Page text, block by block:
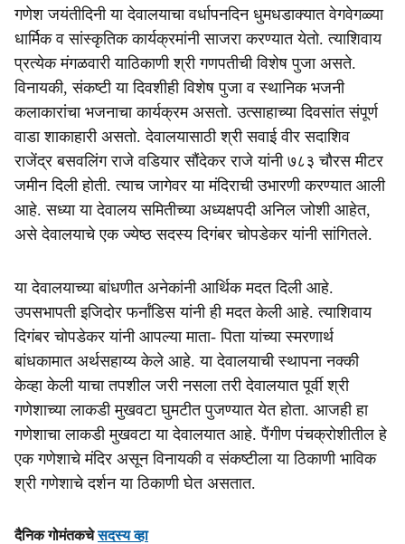
गणेश जयंतीदिनी या देवालयाचा वर्धापनदिन धुमधडाक्यात वेगवेगळ्या
धार्मिक व सांस्कृतिक कार्यक्रमांनी साजरा करण्यात येतो. त्याशिवाय
प्रत्येक मंगळवारी याठिकाणी श्री गणपतीची विशेष पुजा असते.
विनायकी, संकष्टी या दिवशीही विशेष पुजा व स्थानिक भजनी
कलाकारांचा भजनाचा कार्यक्रम असतो. उत्साहाच्या दिवसांत संपूर्ण
वाडा शाकाहारी असतो. देवालयासाठी श्री सवाई वीर सदाशिव
राजेंद्र बसवलिंग राजे वडियार सौंदेकर राजे यांनी ७८३ चौरस मीटर
जमीन दिली होती. त्याच जागेवर या मंदिराची उभारणी करण्यात आली
आहे. सध्या या देवालय समितीच्या अध्यक्षपदी अनिल जोशी आहेत,
असे देवालयाचे एक ज्येष्ठ सदस्य दिगंबर चोपडेकर यांनी सांगितले.
या देवालयाच्या बांधणीत अनेकांनी आर्थिक मदत दिली आहे.
उपसभापती इजिदोर फर्नांडिस यांनी ही मदत केली आहे. त्याशिवाय
दिगंबर चोपडेकर यांनी आपल्या माता- पिता यांच्या स्मरणार्थ
बांधकामात अर्थसहाय्य केले आहे. या देवालयाची स्थापना नक्की
केव्हा केली याचा तपशील जरी नसला तरी देवालयात पूर्वी श्री
गणेशाच्या लाकडी मुखवटा घुमटीत पुजण्यात येत होता. आजही हा
गणेशाचा लाकडी मुखवटा या देवालयात आहे. पैंगीण पंचक्रोशीतील हे
एक गणेशाचे मंदिर असून विनायकी व संकष्टीला या ठिकाणी भाविक
श्री गणेशाचे दर्शन या ठिकाणी घेत असतात.
दैनिक गोमंतकचेसदस्य व्हा